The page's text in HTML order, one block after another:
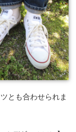
とも合わせられま